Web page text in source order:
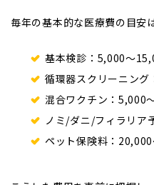
毎年の基本的な医療費の目安
基本検診：5,000〜
循環器スクリーニン
混合ワクチン：5,000
ノミ/ダニ/フィラリア
ペット保険料：